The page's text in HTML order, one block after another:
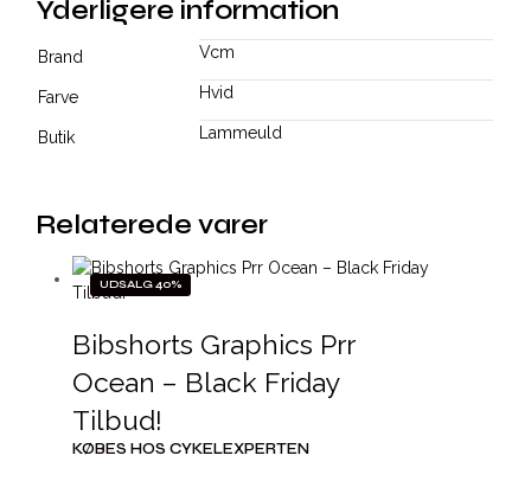
Yderligere information
Brand Vcm
Farve Hvid
Butik Lammeuld
Relaterede varer
UDSALG 40%
Bibshorts Graphics Prr
Ocean – Black Friday
Tilbud!
KØBES HOS CYKELEXPERTEN